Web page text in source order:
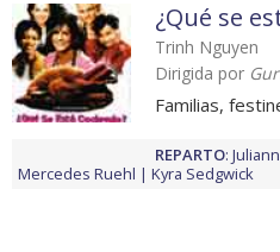
¿Qué se
Trinh Nguyen
Dirigida por
Familias,
REPARTO:
Mercedes Ruehl
Kyra Sedgwick